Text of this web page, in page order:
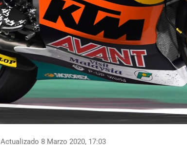
Actualizado 8 Marzo 2020, 17:03